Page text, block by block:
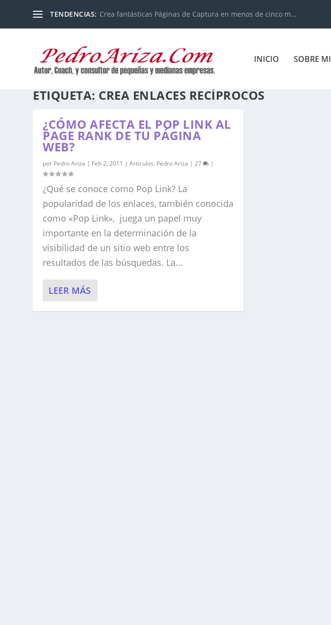
TENDENCIAS: Crea fantásticas Páginas de Captura en menos de cinco m...
INICIO SOBRE MI
ETIQUETA: CREA ENLACES RECÍPROCOS
¿CÓMO AFECTA EL POP LINK AL
PAGE RANK DE TU PÁGINA
WEB?
por Pedro Ariza | Feb 2, 2011 |Articulos, Pedro Ariza |27 |
¿Qué se conoce como Pop Link? La
popularidad de los enlaces, también conocida
como «Pop Link», juega un papel muy
importante en la determinación de la
visibilidad de un sitio web entre los
resultados de las búsquedas. La...
LEER MÁS